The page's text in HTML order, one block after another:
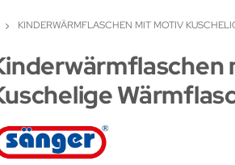
KINDERWÄRMFLASCHEN MIT MOTIV